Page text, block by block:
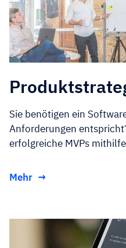
Sie benötigen ein
Anforderungen
erfolgreiche MVPs
Mehr